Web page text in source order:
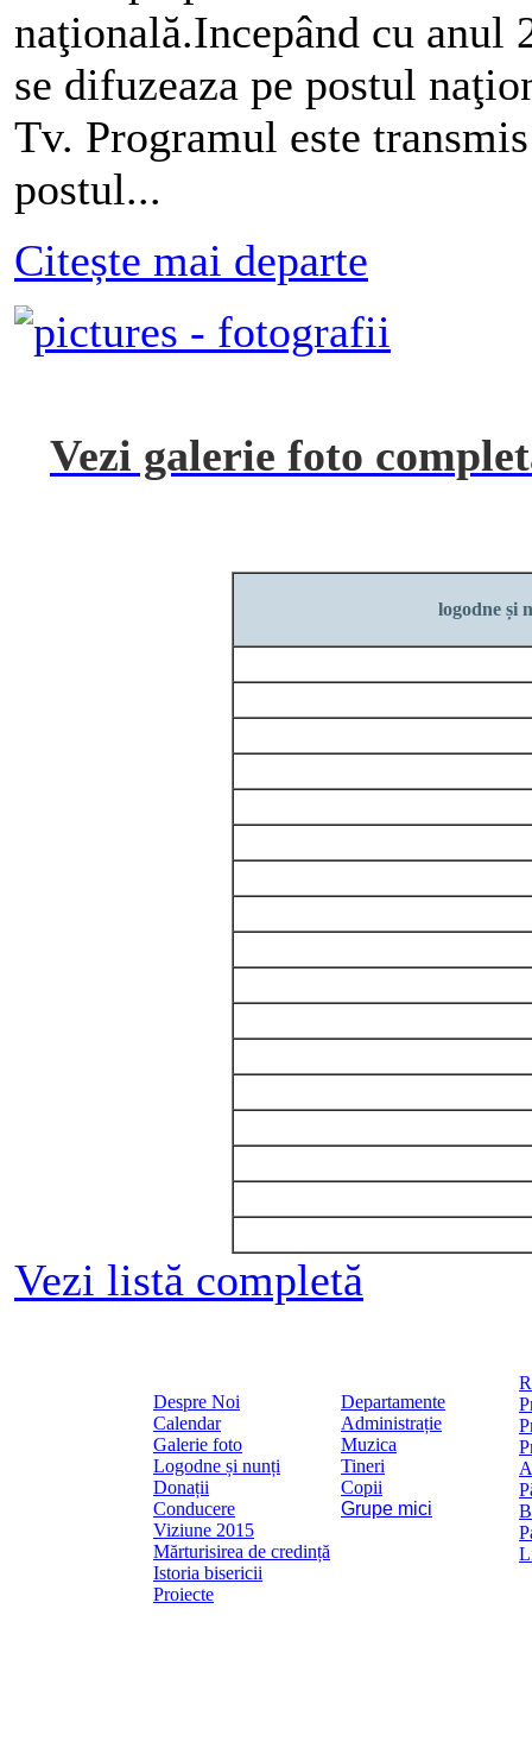
naţională.Incepând cu anul
se difuzeaza pe postul
Tv. Programul este
postul...
Citește mai departe
Vezi galerie foto
logodne și
Vezi listă completă
Despre Noi
Calendar
Galerie foto
Logodne și nunți
Donații
Conducere
Viziune 2015
Mărturisirea de credință
Istoria bisericii
Proiecte
Departamente
Administrație
Muzica
Tineri
Copii
Grupe mici